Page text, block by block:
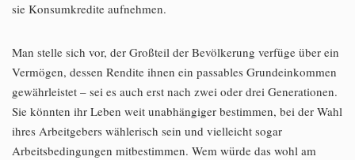
sie Konsumkredite aufnehmen.
Man stelle sich vor, der Großteil der Bevölkerung verfüge über ein
Vermögen, dessen Rendite ihnen ein passables Grundeinkommen
gewährleistet – sei es auch erst nach zwei oder drei Generationen.
Sie könnten ihr Leben weit unabhängiger bestimmen, bei der Wahl
ihres Arbeitgebers wählerisch sein und vielleicht sogar
Arbeitsbedingungen mitbestimmen. Wem würde das wohl am